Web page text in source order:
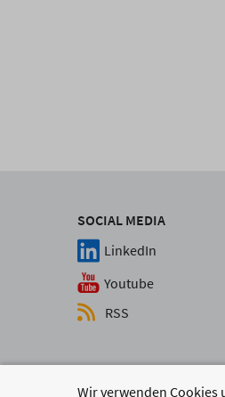
Wir verwenden Cookies
SOCIAL MEDIA
LinkedIn
Youtube
RSS